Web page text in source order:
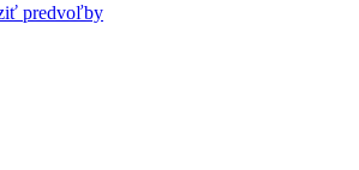
predvoľby